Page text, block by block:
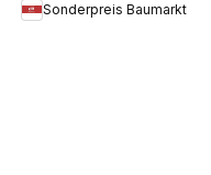
Sonderpreis Baumarkt